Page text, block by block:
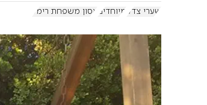
שערי צדק מיוחדים אסון משפחת רימל